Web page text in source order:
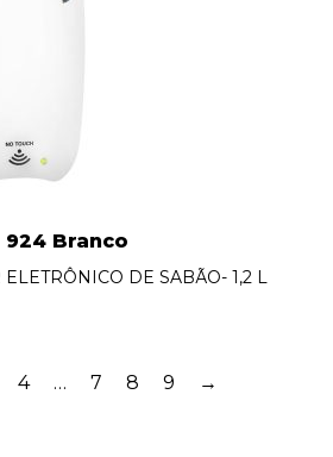
924 Branco
DE SABÃO- 1,2 L
4 … 7 8 9 →